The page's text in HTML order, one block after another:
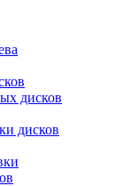
дисков
дисков